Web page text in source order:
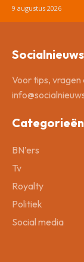
9 augustus 2026
Voor tips,
Categorieën
BN’ers
Tv
Royalty
Politiek
Social media